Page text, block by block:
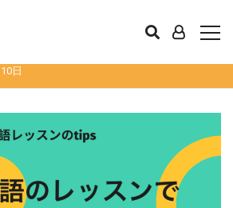
で英語をどう使う？【前
日